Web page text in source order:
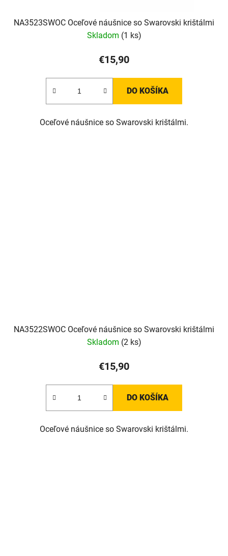
NA3523SWOC Oceľové náušnice so Swarovski krištálmi
Skladom (1 ks)
€15,90
DO KOŠÍKA
Oceľové náušnice so Swarovski krištálmi.
NA3522SWOC Oceľové náušnice so Swarovski krištálmi
Skladom (2 ks)
€15,90
DO KOŠÍKA
Oceľové náušnice so Swarovski krištálmi.